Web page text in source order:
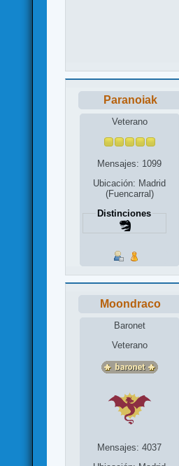
Paranoiak
Veterano
Mensajes: 1099
Ubicación: Madrid
(Fuencarral)
Distinciones
Moondraco
Baronet
Veterano
Mensajes: 4037